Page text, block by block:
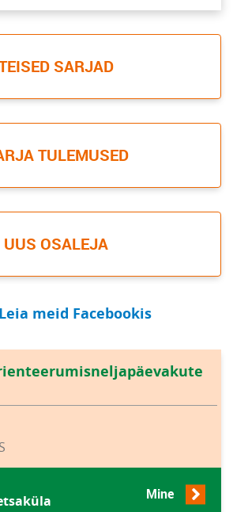
SARJAD
TULEMUSED
UUS OSALEJA
Leia meid Facebookis
Mine